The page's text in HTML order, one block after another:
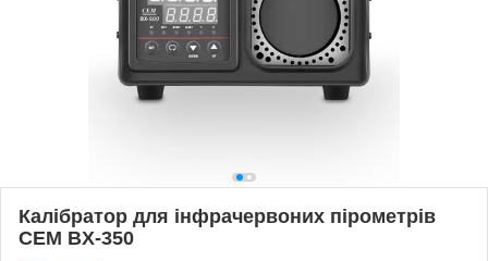
Калібратор для інфрачервоних пірометрів
CEM BX-350